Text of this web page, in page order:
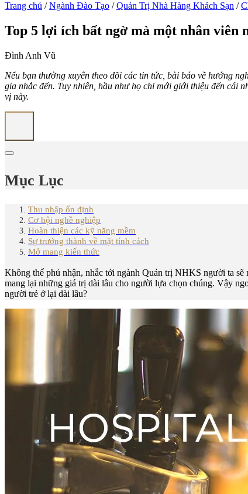
Trang chủ / Ngành Đào Tạo / Quản Trị Nhà Hàng Khách Sạn /
Top 5 lợi ích bất ngờ mà một nhân viên
Đình Anh Vũ
Nếu bạn thường xuyên theo dõi các tin tức, bài báo về hướng
gia nhắc đến. Tuy nhiên, hầu như họ chỉ mới giới thiệu đến cái
vị này.
Mục Lục
Thu nhập ổn định
Cơ hội nghề nghiệp
Hoàn thiện các kỹ năng mềm
Sự trưởng thành về mặt tính cách
Mở mang kiến thức
Không thể phủ nhận, nhắc tới ngành Quản trị NHKS người ta
mang lại những giá trị dài lâu cho người lựa chọn chúng. Vậy
người trẻ ở lại dài lâu?